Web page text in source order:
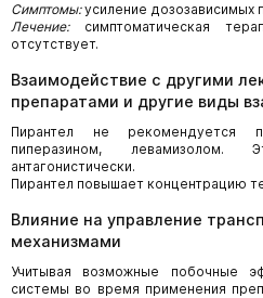
Симптомы:усиление дозозависимых
Лечение: симптоматическая
отсутствует.
Взаимодействие с другими
препаратами и другие виды
Пирантел не рекомендуется
пиперазином, левамизолом.
антагонистически.
Пирантел повышает концентрацию
Влияние на управление
механизмами
Учитывая возможные побочные
системы во время применения